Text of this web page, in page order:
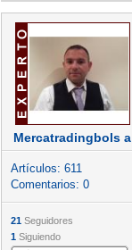
Mercatradingbols a
Artículos: 611
Comentarios: 0
21 Seguidores
1 Siguiendo